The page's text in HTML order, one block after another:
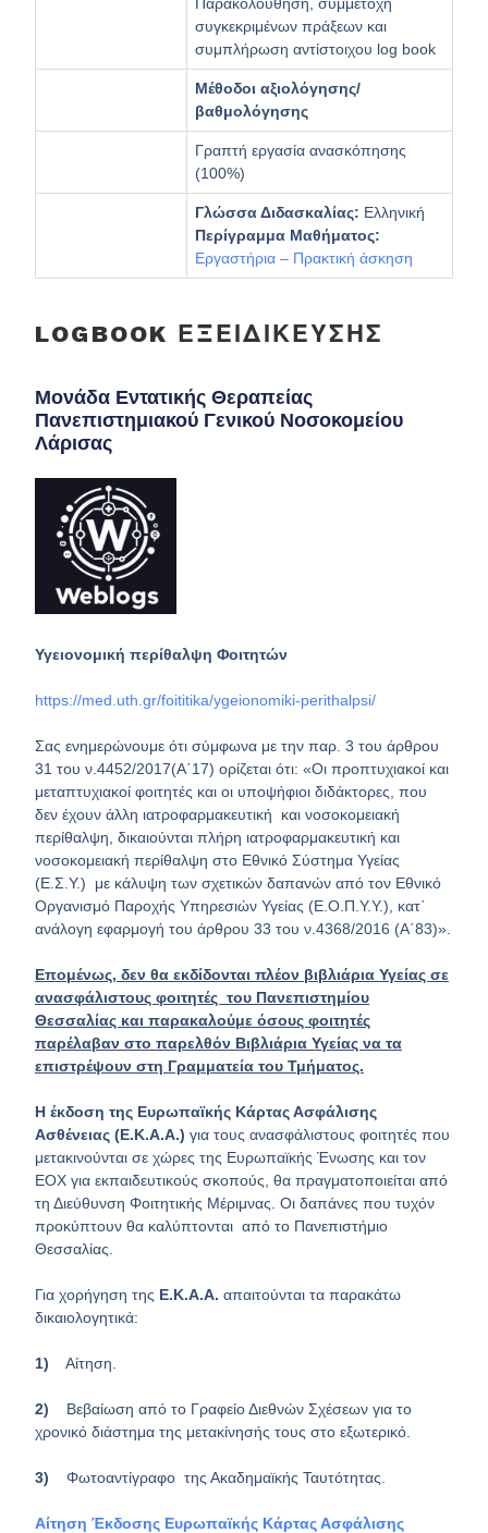
συγκεκριμένων πράξεων και
συμπλήρωση αντίστοιχου log book
Μέθοδοι αξιολόγησης/
βαθμολόγησης
Γραπτή εργασία ανασκόπησης
(100%)
Γλώσσα Διδασκαλίας: Ελληνική
Περίγραμμα Μαθήματος:
Εργαστήρια – Πρακτική άσκηση
LOGBOOK ΕΞΕΙΔΊΚΕΥΣΗΣ
Μονάδα Εντατικής Θεραπείας
Πανεπιστημιακού Γενικού Νοσοκομείου
Λάρισας
Υγειονομική περίθαλψη Φοιτητών
https://med.uth.gr/foititika/ygeionomiki-perithalpsi/
Σας ενημερώνουμε ότι σύμφωνα με την παρ. 3 του άρθρου
31 του ν.4452/2017(Α΄17) ορίζεται ότι: «Οι προπτυχιακοί και
μεταπτυχιακοί φοιτητές και οι υποψήφιοι διδάκτορες, που
δεν έχουν άλλη ιατροφαρμακευτική και νοσοκομειακή
περίθαλψη, δικαιούνται πλήρη ιατροφαρμακευτική και
νοσοκομειακή περίθαλψη στο Εθνικό Σύστημα Υγείας
(Ε.Σ.Υ.) με κάλυψη των σχετικών δαπανών από τον Εθνικό
Οργανισμό Παροχής Υπηρεσιών Υγείας (Ε.Ο.Π.Υ.Υ.), κατ΄
ανάλογη εφαρμογή του άρθρου 33 του ν.4368/2016 (Α΄83)».
Επομένως, δεν θα εκδίδονται πλέον βιβλιάρια Υγείας σε
ανασφάλιστους φοιτητές του Πανεπιστημίου
Θεσσαλίας και παρακαλούμε όσους φοιτητές
παρέλαβαν στο παρελθόν Βιβλιάρια Υγείας να τα
επιστρέψουν στη Γραμματεία του Τμήματος.
Η έκδοση της Ευρωπαϊκής Κάρτας Ασφάλισης
Ασθένειας (Ε.Κ.Α.Α.) για τους ανασφάλιστους φοιτητές που
μετακινούνται σε χώρες της Ευρωπαϊκής Ένωσης και τον
ΕΟΧ για εκπαιδευτικούς σκοπούς, θα πραγματοποιείται από
τη Διεύθυνση Φοιτητικής Μέριμνας. Οι δαπάνες που τυχόν
προκύπτουν θα καλύπτονται από το Πανεπιστήμιο
Θεσσαλίας.
Για χορήγηση της Ε.Κ.Α.Α. απαιτούνται τα παρακάτω
δικαιολογητικά:
1) Αίτηση.
2)
Βεβαίωση από το Γραφείο Διεθνών Σχέσεων για το
χρονικό διάστημα της μετακίνησής τους στο εξωτερικό.
3) Φωτοαντίγραφο της Ακαδημαϊκής Ταυτότητας.
Αίτηση Έκδοσης Ευρωπαϊκής Κάρτας Ασφάλισης